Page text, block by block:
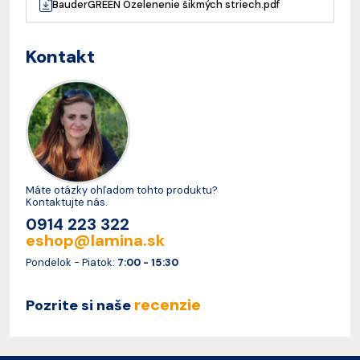
BauderGREEN Ozelenenie šikmých striech.pdf
Kontakt
Máte otázky ohľadom tohto produktu?
Kontaktujte nás.
0914 223 322
eshop@lamina.sk
Pondelok - Piatok: 7:00 - 15:30
Pozrite si naše recenzie